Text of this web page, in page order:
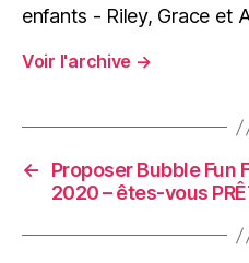
enfants - Riley, Grace et
Voir l'archive →
←
Proposer Bubble Fun
2020 – êtes-vous